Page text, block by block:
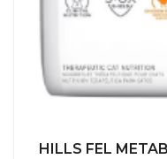
HILLS FEL